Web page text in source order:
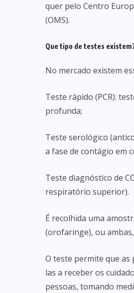
quer pelo Centro
(OMS).
Que tipo de testes
No mercado existem
Teste rápido (PCR):
profunda;
Teste serológico
a fase de contágio em
Teste diagnóstico de
respiratório superior).
É recolhida uma
(orofaringe), ou
O teste permite que as
las a receber os
pessoas, tomando